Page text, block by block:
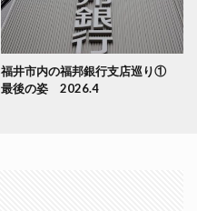
福井市内の福邦銀行支店巡り①
最後の姿 2026.4